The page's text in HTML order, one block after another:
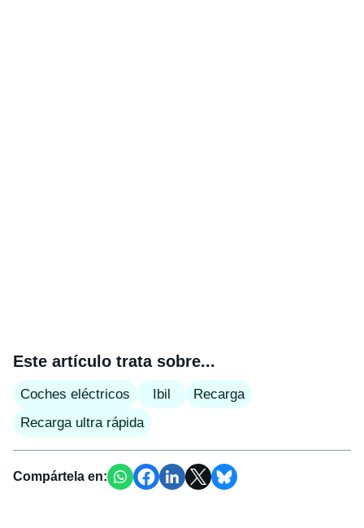
Este artículo trata sobre...
Coches eléctricos Ibil
Recarga
Recarga ultra rápida
Compártela en: